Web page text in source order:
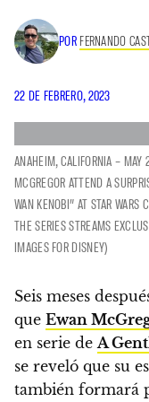
POR FERNANDO
22 DE FEBRERO, 2023
ANAHEIM, CALIFORNIA – MAY
MCGREGOR ATTEND A
WAN KENOBI” AT STAR WARS
THE SERIES STREAMS
IMAGES FOR DISNEY)
Seis meses
que Ewan
en serie deA
se reveló que su
también formará